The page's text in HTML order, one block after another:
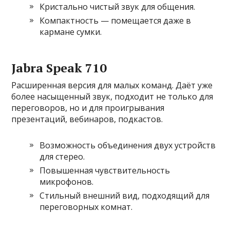
Кристально чистый звук для общения.
Компактность — помещается даже в
кармане сумки.
Jabra Speak 710
Расширенная версия для малых команд. Даёт уже
более насыщенный звук, подходит не только для
переговоров, но и для проигрывания
презентаций, вебинаров, подкастов.
Возможность объединения двух устройств
для стерео.
Повышенная чувствительность
микрофонов.
Стильный внешний вид, подходящий для
переговорных комнат.